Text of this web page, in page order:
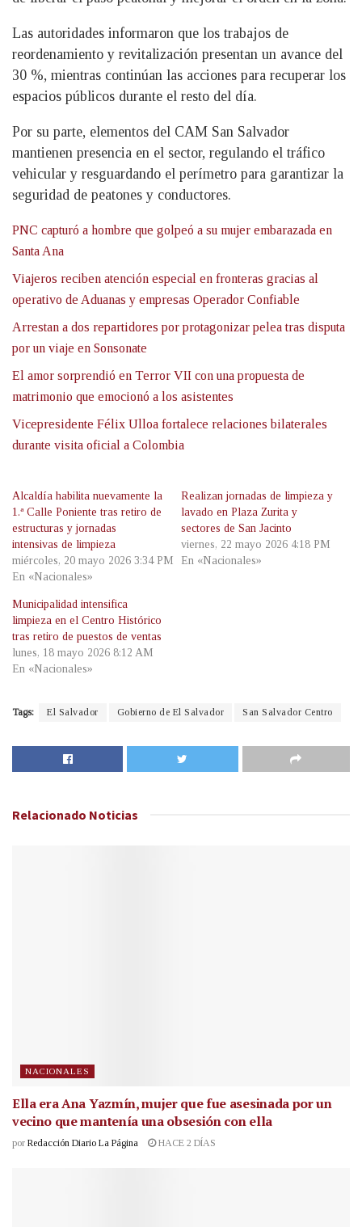
Las autoridades informaron que los trabajos de
reordenamiento y revitalización presentan un avance del
30 %, mientras continúan las acciones para recuperar los
espacios públicos durante el resto del día.
Por su parte, elementos del CAM San Salvador
mantienen presencia en el sector, regulando el tráfico
vehicular y resguardando el perímetro para garantizar la
seguridad de peatones y conductores.
PNC capturó a hombre que golpeó a su mujer embarazada en
Santa Ana
Viajeros reciben atención especial en fronteras gracias al
operativo de Aduanas y empresas Operador Confiable
Arrestan a dos repartidores por protagonizar pelea tras disputa
por un viaje en Sonsonate
El amor sorprendió en Terror VII con una propuesta de
matrimonio que emocionó a los asistentes
Vicepresidente Félix Ulloa fortalece relaciones bilaterales
durante visita oficial a Colombia
Alcaldía habilita nuevamente la
1.ª Calle Poniente tras retiro de
estructuras y jornadas
intensivas de limpieza
miércoles, 20 mayo 2026 3:34 PM
En «Nacionales»
Realizan jornadas de limpieza y
lavado en Plaza Zurita y
sectores de San Jacinto
viernes, 22 mayo 2026 4:18 PM
En «Nacionales»
Municipalidad intensifica
limpieza en el Centro Histórico
tras retiro de puestos de ventas
lunes, 18 mayo 2026 8:12 AM
En «Nacionales»
Tags: El Salvador Gobierno de El Salvador San Salvador Centro
Relacionado Noticias
NACIONALES
Ella era Ana Yazmín, mujer que fue asesinada por un
vecino que mantenía una obsesión con ella
por Redacción Diario La Página HACE 2 DÍAS